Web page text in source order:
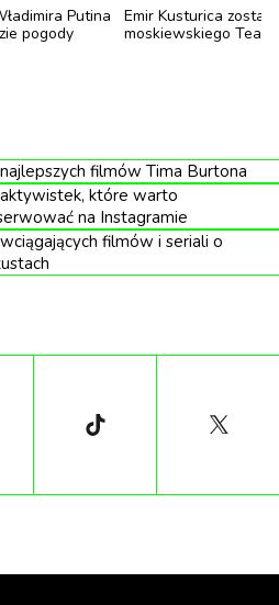
padły pierwsze rządowe
Putina
pogody
Emir Kusturica został
moskiewskiego
filmów Tima Burtona
które warto
na Instagramie
filmów i seriali o